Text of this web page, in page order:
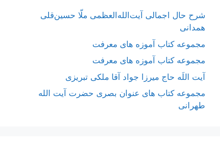
شرح حال اجمالی آیت‌الله‌العظمی ملّا حسین‌قلی
همدانی
مجموعه کتاب آموزه های معرفت
مجموعه کتاب آموزه های معرفت
آیت اللَه حاج میرزا جواد آقا ملکی تبریزی
مجموعه کتاب های عنوان بصری حضرت آیت الله
طهرانی